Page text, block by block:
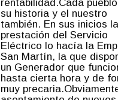
rentabilidad.Cada
su historia y el nuestro
también. En sus inicios la
prestación del Servicio
Eléctrico lo hacía la
San Martín, la que
un Generador que
hasta cierta hora y de
muy